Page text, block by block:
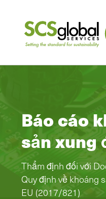
Báo cáo
sản xung
Thẩm định đối với
Quy định về khoáng
EU (2017/821)